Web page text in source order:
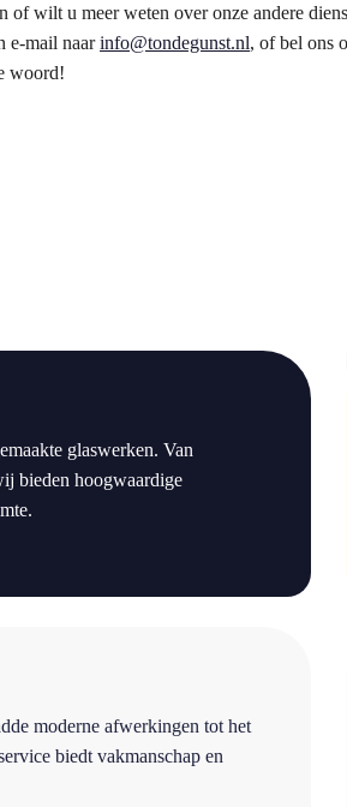
wilt u meer weten over onze andere
e-mail naarinfo@tondegunst.nl, of bel ons
woord!
glaswerken. Van
bieden hoogwaardige
moderne afwerkingen tot het
biedt vakmanschap en